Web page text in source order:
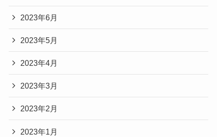
2023年6月
2023年5月
2023年4月
2023年3月
2023年2月
2023年1月